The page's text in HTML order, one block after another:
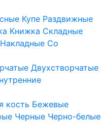
Купе Раздвижные
Книжка Складные
Накладные Со
Двухстворчатые
кость Бежевые
Черные Черно-белые